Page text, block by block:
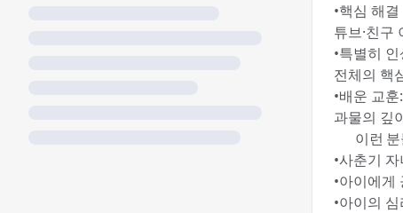
•핵심 해
튜브·친구
•특별히
전체의 핵
•배운 교
과물의 깊
🎯 이런
•사춘기
•아이에게
•아이의